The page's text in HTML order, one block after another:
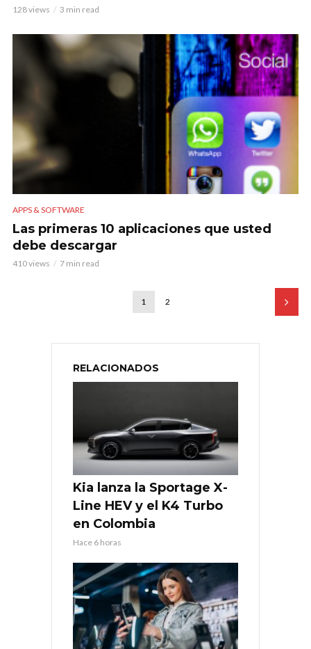
128 views 3 min read
APPS & SOFTWARE
Las primeras 10 aplicaciones que usted
debe descargar
410 views 7 min read
1 2
RELACIONADOS
Kia lanza la Sportage X-
Line HEV y el K4 Turbo
en Colombia
Hace 6 horas